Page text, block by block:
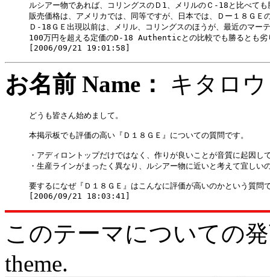
ルシアー物であれば、コリングスのＤ1、メリルのＣ-18と比べて
販売価格は、アメリカでは、同等ですが、日本では、Ｄー１８ＧＥ
Ｄ-18ＧＥ出現以前は、メリル、コリングスのほうが、最近のマー
100万円を超える定価のD-18 Authenticとの比較でも勝るとも劣
お名前 Name： キタ
どうも皆さん始めまして。
本掲示板でも評価の高い『Ｄ１８ＧＥ』についての質問です。
・アディロントップだけではなく、作りが良いことが音質に起因し
・生産ラインがまったく異なり、ルシアー物に近いと考えて宜しい
要するになぜ『Ｄ１８ＧＥ』はこんなに評価が高いのかという質問
このテーマについての
theme.